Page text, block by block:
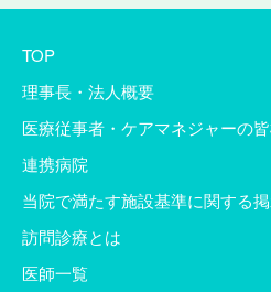
TOP
理事長・法人概要
医療従事者・ケアマネジャーの
連携病院
当院で満たす施設基準に関する
訪問診療とは
医師一覧